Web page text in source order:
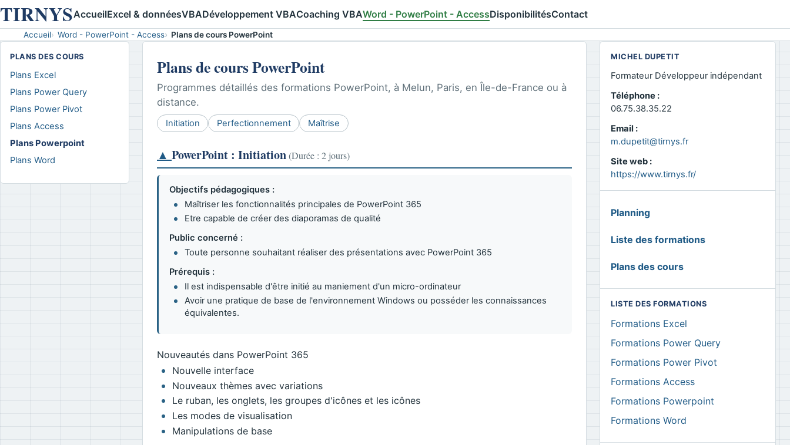
TIRNYSAccueilExcel & donnéesVBADéveloppement VBACoaching VBAWord - PowerPoint - AccessDisponibilitésContact
Accueil Word - PowerPoint - Access Plans de cours PowerPoint
PLANS DES COURS
Plans Excel
Plans Power Query
Plans Power Pivot
Plans Access
Plans Powerpoint
Plans Word
Plans de cours PowerPoint
Programmes détaillés des formations PowerPoint, à Melun, Paris, en Île-de-France ou à
distance.
Initiation Perfectionnement Maîtrise
▲ PowerPoint : Initiation(Durée : 2 jours)
Objectifs pédagogiques :
Maîtriser les fonctionnalités principales de PowerPoint 365
Etre capable de créer des diaporamas de qualité
Public concerné :
Toute personne souhaitant réaliser des présentations avec PowerPoint 365
Prérequis :
Il est indispensable d'être initié au maniement d'un micro-ordinateur
Avoir une pratique de base de l'environnement Windows ou posséder les connaissances
équivalentes.
Nouveautés dans PowerPoint 365
Nouvelle interface
Nouveaux thèmes avec variations
Le ruban, les onglets, les groupes d'icônes et les icônes
Les modes de visualisation
Manipulations de base
MICHEL DUPETIT
Formateur Développeur indépendant
Téléphone :
06.75.38.35.22
Email :
m.dupetit@tirnys.fr
Site web :
https://www.tirnys.fr/
GLOBAL
Planning
Liste des formations
Plans des cours
LISTE DES FORMATIONS
Formations Excel
Formations Power Query
Formations Power Pivot
Formations Access
Formations Powerpoint
Formations Word